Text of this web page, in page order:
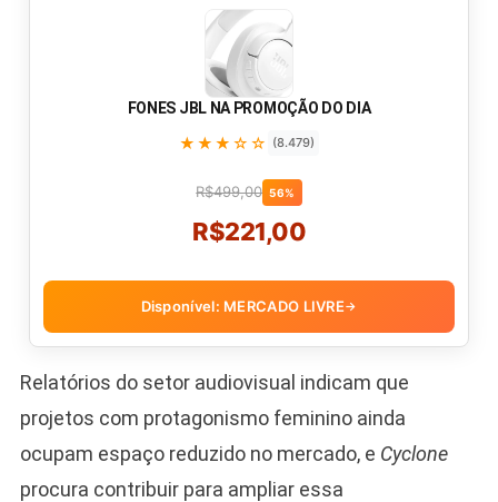
FONES JBL NA PROMOÇÃO DO DIA
★★★☆☆ (8.479)
R$499,00 56%
R$221,00
Disponível: MERCADO LIVRE→
Relatórios do setor audiovisual indicam que
projetos com protagonismo feminino ainda
ocupam espaço reduzido no mercado, e Cyclone
procura contribuir para ampliar essa